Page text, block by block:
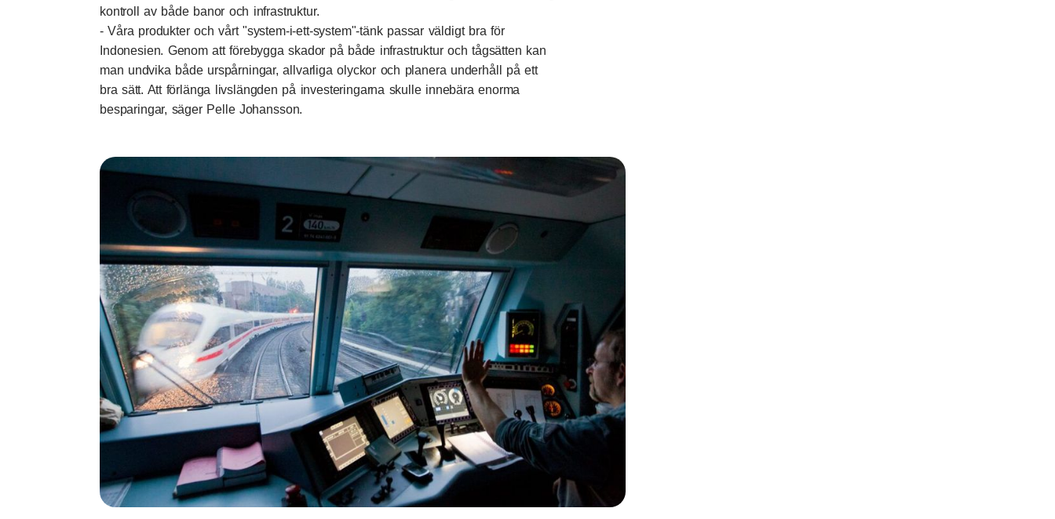
kontroll av både banor och infrastruktur.
- Våra produkter och vårt "system-i-ett-system"-tänk passar väldigt bra för
Indonesien. Genom att förebygga skador på både infrastruktur och tågsätten kan
man undvika både urspårningar, allvarliga olyckor och planera underhåll på ett
bra sätt. Att förlänga livslängden på investeringarna skulle innebära enorma
besparingar, säger Pelle Johansson.